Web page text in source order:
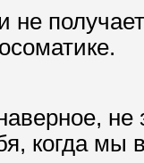
не
не
когда мы